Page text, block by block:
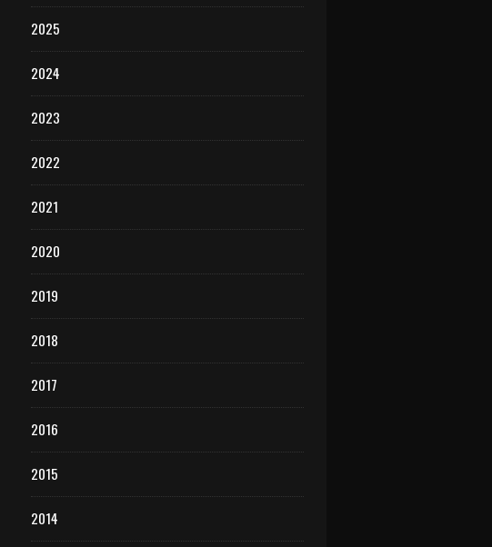
2025
2024
2023
2022
2021
2020
2019
2018
2017
2016
2015
2014